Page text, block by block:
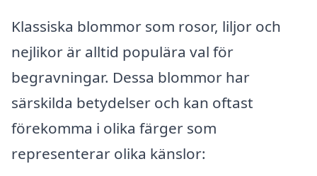
Klassiska blommor som rosor, liljor och
nejlikor är alltid populära val för
begravningar. Dessa blommor har
särskilda betydelser och kan oftast
förekomma i olika färger som
representerar olika känslor: